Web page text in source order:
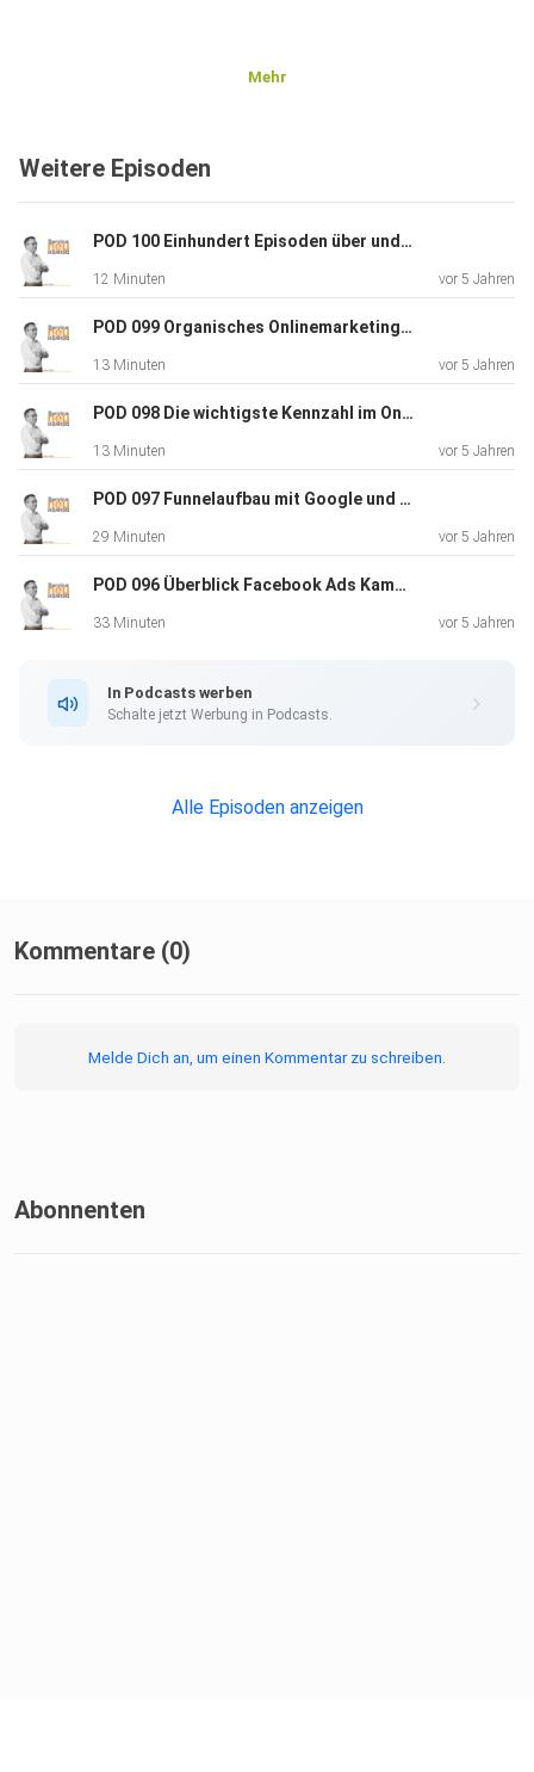
Mehr
Weitere Episoden
POD 100 Einhundert Episoden über und mit Service! Vielen Dank für Ihre Treue, liebe Hörer! Das ist das Finale und der (vorläufige) Schlusspunkt dieses Podcast. Hören Sie einen Rückblick zum Podcast, Erfahren Sie was gut gelang und was nicht. Erfahren Sie
12 Minuten vor 5 Jahren
POD 099 Organisches Onlinemarketing (Onlinemarketing XII) - Kunden und Umsatz ohne Geldeinsatz?! SOE und Social Media - erfahren Sie in dieser Episode von den beiden Prinzipien des organischen Onlinemarketing und was deren Vor- und Nachteile sind. Lernen
13 Minuten vor 5 Jahren
POD 098 Die wichtigste Kennzahl im Onlinemarketing (Onlinemarketing XI) - Erfahren Sie im Podcast, welche Kennzahl die entscheidende ist und warum diese Kennzahl in keinem Tool direkt abgelesen werden kann. Erfahren Sie, warum Ehrlichkeit zu sich selbst n
13 Minuten vor 5 Jahren
POD 097 Funnelaufbau mit Google und Facebook Ads - Onlinemarketing IX - Erfahren Sie, wie ein langer differenzierter Funnel (Trichter) konzipiert und aufgebaut werden sollte. Vom Keyword über die Anzeige, die Landingpage über den CTA, vom Freebie bis zum
29 Minuten vor 5 Jahren
POD 096 Überblick Facebook Ads Kampagne - Onlinemarketing Folge VIII - Erhalten Sie einen Überblick über Facebook Ads und den Businessmanager / Werbemanager von Facebook. Lernen Sie, wann Facebook Werbung gut geeignet sein kann. Erfahren Sie die wesentlic
33 Minuten vor 5 Jahren
In Podcasts werben
Schalte jetzt Werbung in Podcasts.
Alle Episoden anzeigen
Kommentare (0)
Melde Dich an, um einen Kommentar zu schreiben.
Abonnenten